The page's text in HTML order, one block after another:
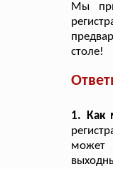
Мы
столе!
1. Как
может